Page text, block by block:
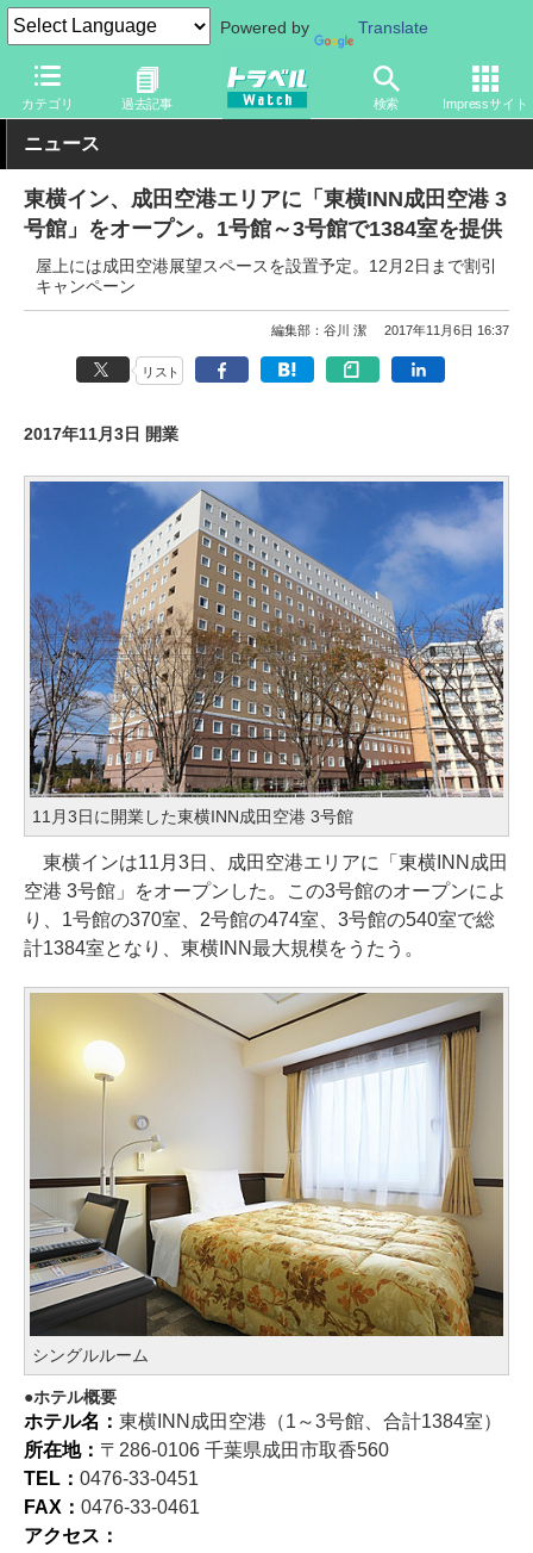
Powered by Translate
カテゴリ 過去記事 検索 Impressサイト
トラベル Watch 旅の情報 ホテル・旅館
ニュース
東横イン、成田空港エリアに「東横INN成田空港 3
号館」をオープン。1号館～3号館で1384室を提供
屋上には成田空港展望スペースを設置予定。12月2日まで割引
キャンペーン
編集部：谷川 潔 2017年11月6日 16:37
リスト
2017年11月3日 開業
11月3日に開業した東横INN成田空港 3号館
東横インは11月3日、成田空港エリアに「東横INN成田
空港 3号館」をオープンした。この3号館のオープンによ
り、1号館の370室、2号館の474室、3号館の540室で総
計1384室となり、東横INN最大規模をうたう。
シングルルーム
ホテル概要
ホテル名： 東横INN成田空港（1～3号館、合計1384室）
所在地： 〒286-0106 千葉県成田市取香560
TEL： 0476-33-0451
FAX： 0476-33-0461
アクセス：